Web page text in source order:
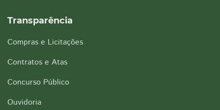
Transparência
Compras e Licitações
Contratos e Atas
Concurso Público
Ouvidoria